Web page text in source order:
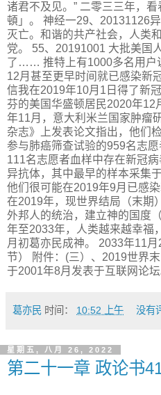
诸君不及见。” 二零三三年，
頓」。 神经一29、20131126
灭亡。和谐的共产社会，人类
党。 55、20191001 大批美国
了…… 推特上有1000多名用户
12月甚至更早时间就已感染新
信我在2019年10月1日得了新
芬的美国华盛顿居民2020年12
年11月，意大利米兰国家肿瘤
杂志》上发表论文指出，他们
参与肺癌筛查试验的959名志愿
111名志愿者血样中存在新冠
异抗体，其中最早的样本采集
他们很可能在2019年9月已感
在2019年，现世界结局（末期
外邦人的统治，建立神的国度
年至2033年，人类越来越幸福
月初葛亦民成神。 2033年11
节） 附件：(三）、2019世界
于2001年8月发表于互联网论坛
葛亦民 时间： 10:52 上午 没有
星期五, 八月 26, 2022
第二十一章 政论书